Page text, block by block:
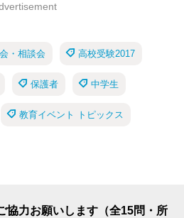
・相談会 高校受験2017
保護者 中学生
教育イベント トピックス
協力お願いします（全15問・所